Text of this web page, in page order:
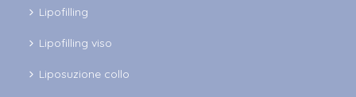
Lipofilling
Lipofilling viso
Liposuzione collo